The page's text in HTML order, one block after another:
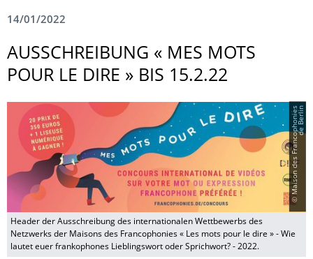
14/01/2022
AUSSCHREIBUNG « MES MOTS
POUR LE DIRE » BIS 15.2.22
©
M
a
i
s
o
n
d
e
s
F
r
a
n
c
o
p
h
o
n
i
e
s
d
e
B
e
r
l
in
Header der Ausschreibung des internationalen Wettbewerbs des
Netzwerks der Maisons des Francophonies « Les mots pour le dire » - Wie
lautet euer frankophones Lieblingswort oder Sprichwort? - 2022.